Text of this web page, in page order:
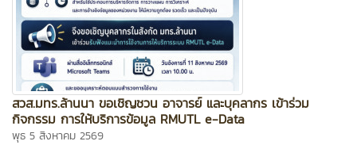
สวส.มทร.ล้านนา ขอเชิญชวน อาจารย์ และบุคลากร เข้าร่วม
กิจกรรม การให้บริการข้อมูล RMUTL e-Data
พุธ 5 สิงหาคม 2569